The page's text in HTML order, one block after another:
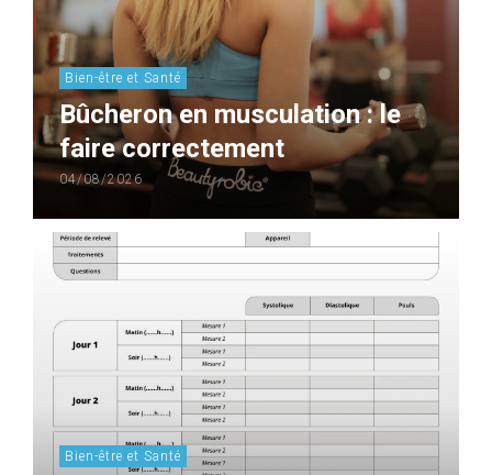
Bien-être et Santé
Bûcheron en musculation : le
faire correctement
04/08/2026
Bien-être et Santé